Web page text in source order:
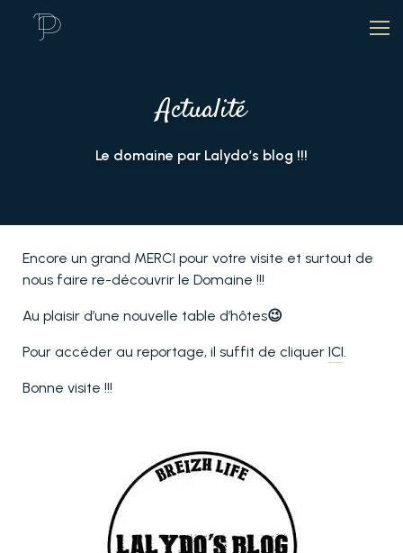
Actualité
Le domaine par Lalydo’s blog !!!
Encore un grand MERCI pour votre visite et surtout de
nous faire re-découvrir le Domaine !!!
Au plaisir d’une nouvelle table d’hôtes😉
Pour accéder au reportage, il suffit de cliquer ICI.
Bonne visite !!!